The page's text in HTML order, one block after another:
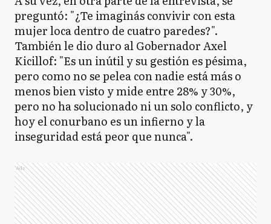
preguntó: "¿Te imaginás convivir con esta
mujer loca dentro de cuatro paredes?".
También le dio duro al Gobernador Axel
Kicillof: "Es un inútil y su gestión es pésima,
pero como no se pelea con nadie está más o
menos bien visto y mide entre 28% y 30%,
pero no ha solucionado ni un solo conflicto, y
hoy el conurbano es un infierno y la
inseguridad está peor que nunca".
Ads